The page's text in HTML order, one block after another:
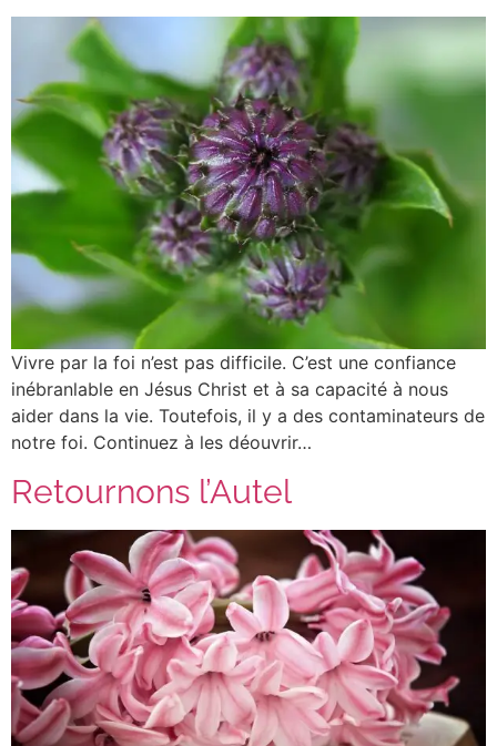
Vivre par la foi n’est pas difficile. C’est une confiance
inébranlable en Jésus Christ et à sa capacité à nous
aider dans la vie. Toutefois, il y a des contaminateurs de
notre foi. Continuez à les déouvrir…
Retournons l’Autel